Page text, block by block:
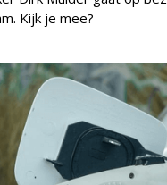
Kijk je mee?